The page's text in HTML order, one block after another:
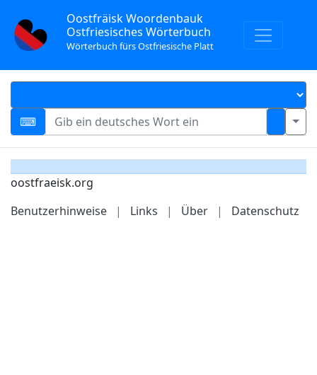
Oostfräisk Woordenbauk
Ostfriesisches Wörterbuch
Wörterbuch fürs Ostfriesische Platt
oostfraeisk.org
Benutzerhinweise
| Links | Über | Datenschutz